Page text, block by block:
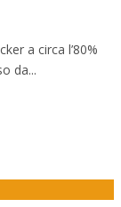
a circa l’80%
da...